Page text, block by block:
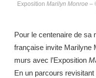
Exposition Marilyn Monroe –
Pour le centenaire de sa
française invite Marilyne
murs avec l’Exposition
En un parcours